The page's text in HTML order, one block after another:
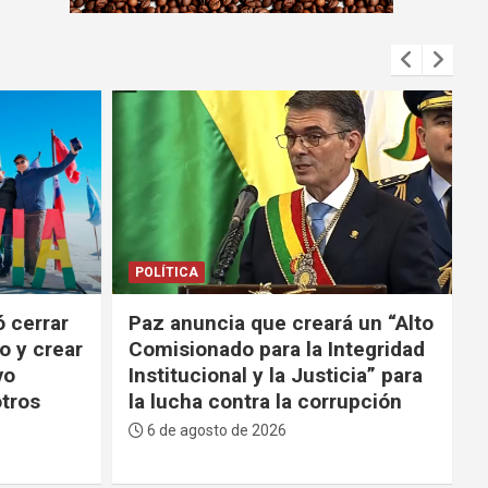
m
t
“Alto
para
POLÍTICA
Lara a Paz en la sesión por el 6
de agosto: “Tenga la valentía de
decir la verdad y reconocer los
errores”
6 de agosto de 2026